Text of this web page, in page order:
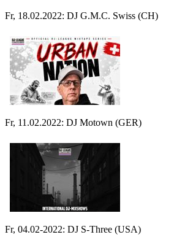
Fr, 18.02.2022: DJ G.M.C. Swiss (CH)
Fr, 11.02.2022: DJ Motown (GER)
Fr, 04.02-2022: DJ S-Three (USA)